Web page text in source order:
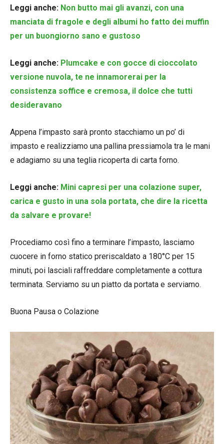
Leggi anche: Non butto mai gli avanzi, con una
manciata di fragole e degli albumi ho fatto dei muffin
per un buongiorno sano e gustoso
Leggi anche: Plumcake e con gocce di cioccolato
versione nuvola, te ne innamorerai per la
consistenza soffice e cremosa, il dolce che tutti
desideravano
Appena l’impasto sarà pronto stacchiamo un po’ di
impasto e realizziamo una pallina pressiamola tra le mani
e adagiamo su una teglia ricoperta di carta forno.
Leggi anche: Mini capresi per una colazione super,
carica e gusto in una sola portata, che dire la ricetta
da salvare e provare!
Procediamo così fino a terminare l’impasto, lasciamo
cuocere in forno statico preriscaldato a 180°C per 15
minuti, poi lasciali raffreddare completamente a cottura
terminata. Serviamo su un piatto da portata e serviamo.
Buona Pausa o Colazione